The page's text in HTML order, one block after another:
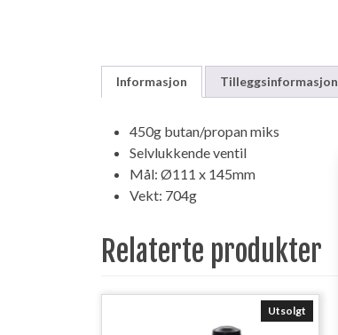
Informasjon Tilleggsinformasjon
450g butan/propan miks
Selvlukkende ventil
Mål: Ø111 x 145mm
Vekt: 704g
Relaterte produkter
Utsolgt